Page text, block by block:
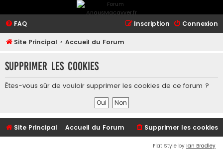
FAQ Connexion
Inscription
Site Principal Accueil du Forum
Supprimer les cookies
Êtes-vous sûr de vouloir supprimer les cookies de ce forum ?
Site Principal Accueil du Forum Supprimer les cookies
Flat Style by Ian Bradley